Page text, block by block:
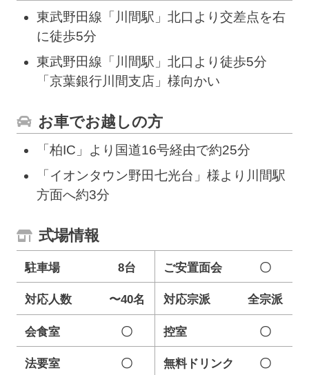
東武野田線「川間駅」北口より交差点を右
に徒歩5分
東武野田線「川間駅」北口より徒歩5分
「京葉銀行川間支店」様向かい
お車でお越しの方
「柏IC」より国道16号経由で約25分
「イオンタウン野田七光台」様より川間駅
方面へ約3分
式場情報
駐車場 8台 ご安置面会 〇
対応人数 〜40名 対応宗派 全宗派
会食室 〇 控室 〇
法要室 〇 無料ドリンク 〇